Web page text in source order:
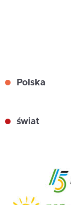
Polska
świat